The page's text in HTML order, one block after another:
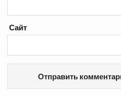
Сайт